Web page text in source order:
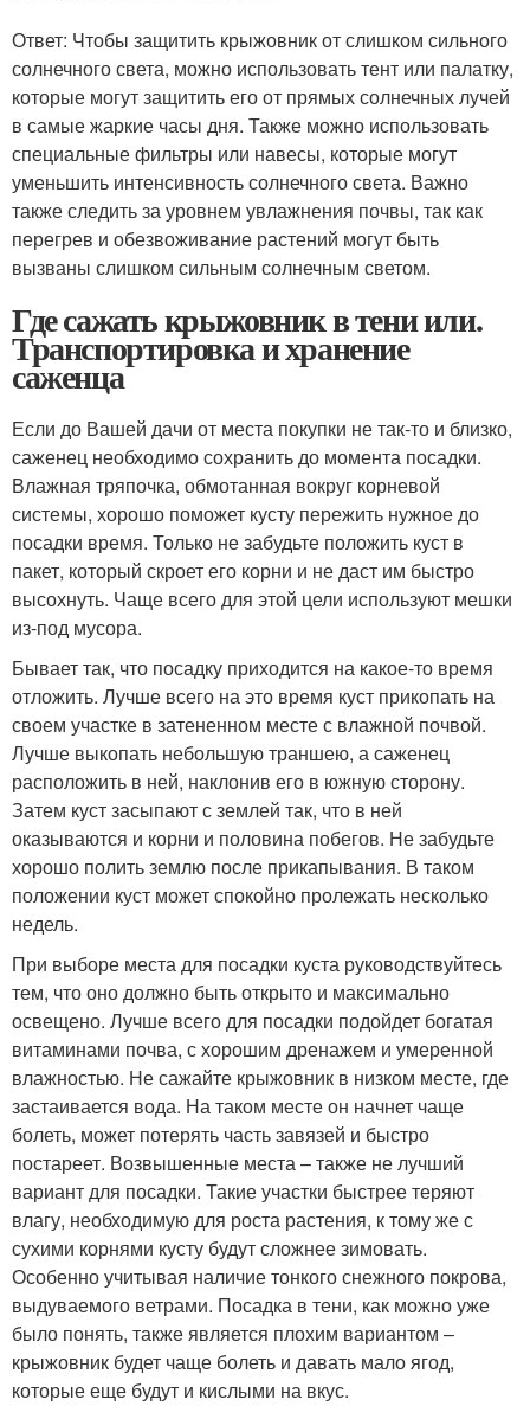
Ответ: Чтобы защитить крыжовник от слишком сильного
солнечного света, можно использовать тент или палатку,
которые могут защитить его от прямых солнечных лучей
в самые жаркие часы дня. Также можно использовать
специальные фильтры или навесы, которые могут
уменьшить интенсивность солнечного света. Важно
также следить за уровнем увлажнения почвы, так как
перегрев и обезвоживание растений могут быть
вызваны слишком сильным солнечным светом.
Где сажать крыжовник в тени или.
Транспортировка и хранение
саженца
Если до Вашей дачи от места покупки не так-то и близко,
саженец необходимо сохранить до момента посадки.
Влажная тряпочка, обмотанная вокруг корневой
системы, хорошо поможет кусту пережить нужное до
посадки время. Только не забудьте положить куст в
пакет, который скроет его корни и не даст им быстро
высохнуть. Чаще всего для этой цели используют мешки
из-под мусора.
Бывает так, что посадку приходится на какое-то время
отложить. Лучше всего на это время куст прикопать на
своем участке в затененном месте с влажной почвой.
Лучше выкопать небольшую траншею, а саженец
расположить в ней, наклонив его в южную сторону.
Затем куст засыпают с землей так, что в ней
оказываются и корни и половина побегов. Не забудьте
хорошо полить землю после прикапывания. В таком
положении куст может спокойно пролежать несколько
недель.
При выборе места для посадки куста руководствуйтесь
тем, что оно должно быть открыто и максимально
освещено. Лучше всего для посадки подойдет богатая
витаминами почва, с хорошим дренажем и умеренной
влажностью. Не сажайте крыжовник в низком месте, где
застаивается вода. На таком месте он начнет чаще
болеть, может потерять часть завязей и быстро
постареет. Возвышенные места – также не лучший
вариант для посадки. Такие участки быстрее теряют
влагу, необходимую для роста растения, к тому же с
сухими корнями кусту будут сложнее зимовать.
Особенно учитывая наличие тонкого снежного покрова,
выдуваемого ветрами. Посадка в тени, как можно уже
было понять, также является плохим вариантом –
крыжовник будет чаще болеть и давать мало ягод,
которые еще будут и кислыми на вкус.